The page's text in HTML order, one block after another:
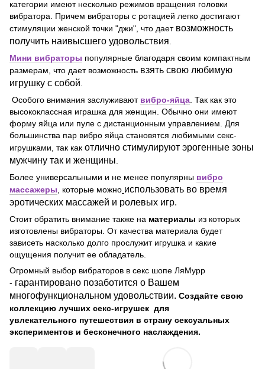
категории имеют несколько режимов вращения головки
вибратора. Причем вибраторы с ротацией легко достигают
стимуляции женской точки "джи", что дает возможность
получить наивысшего удовольствия
Мини вибраторы популярные благодаря своим компактным
размерам, что дает возможность взять свою любимую
игрушку с собой
Особого внимания заслуживают вибро-яйца . Так как это
высококлассная играшка для женщин. Обычно они имеют
форму яйца или пуле с дистанционным управлением. Для
большинства пар вибро яйца становятся любимыми секс-
игрушками, так как отлично стимулируют эрогенные зоны
мужчину так и женщины
Более универсальными и не менее популярны вибро
массажеры , которые можно использовать во время
эротических массажей и ролевых игр.
Стоит обратить внимание также на материалы из которых
изготовлены вибраторы. От качества материала будет
зависеть насколько долго прослужит игрушка и какие
ощущения получит ее обладатель.
Огромный выбор вибраторов в секс шопе ЛяМурр
- гарантировано позаботится о Вашем
многофункциональном удовольствии. Создайте свою
коллекцию лучших секс-игрушек для
увлекательного путешествия в страну сексуальных
экспериментов и бесконечного наслаждения.